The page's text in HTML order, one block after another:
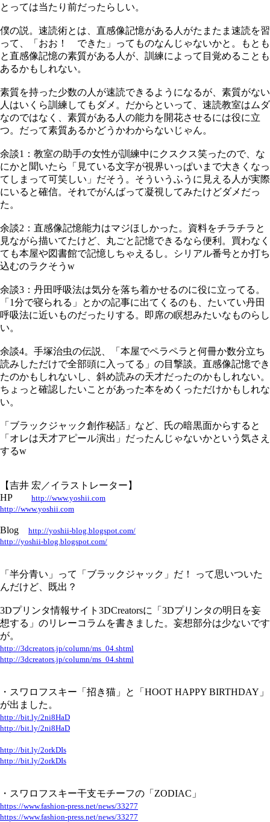
とっては当たり前だったらしい。
僕の説。速読術とは、直感像記憶がある人がたまたま速読を習
って、「おお！ できた」ってものなんじゃないかと。もとも
と直感像記憶の素質がある人が、訓練によって目覚めることも
あるかもしれない。
素質を持った少数の人が速読できるようになるが、素質がない
人はいくら訓練してもダメ。だからといって、速読教室はムダ
なのではなく、素質がある人の能力を開花させるには役に立
つ。だって素質あるかどうかわからないじゃん。
余談1：教室の助手の女性が訓練中にクスクス笑ったので、な
にかと聞いたら「見ている文字が視界いっぱいまで大きくなっ
てしまって可笑しい」だそう。そういうふうに見える人が実際
にいると確信。それでがんばって凝視してみたけどダメだっ
た。
余談2：直感像記憶能力はマジほしかった。資料をチラチラと
見ながら描いてたけど、丸ごと記憶できるなら便利。買わなく
ても本屋や図書館で記憶しちゃえるし。シリアル番号とか打ち
込むのラクそうw
余談3：丹田呼吸法は気分を落ち着かせるのに役に立ってる。
「1分で寝られる」とかの記事に出てくるのも、たいてい丹田
呼吸法に近いものだったりする。即席の瞑想みたいなものらし
い。
余談4。手塚治虫の伝説、「本屋でペラペラと何冊か数分立ち
読みしただけで全部頭に入ってる」の目撃談。直感像記憶でき
たのかもしれないし、斜め読みの天才だったのかもしれない。
ちょっと確認したいことがあった本をめくっただけかもしれな
い。
「ブラックジャック創作秘話」など、氏の暗黒面からすると
「オレは天才アピール演出」だったんじゃないかという気さえ
するw
【吉井 宏／イラストレーター】
HP http://www.yoshii.com
http://www.yoshii.com
Blog http://yoshii-blog.blogspot.com/
http://yoshii-blog.blogspot.com/
「半分青い」って「ブラックジャック」だ！ って思いついた
んだけど、既出？
3Dプリンタ情報サイト3DCreatorsに「3Dプリンタの明日を妄
想する」のリレーコラムを書きました。妄想部分は少ないです
が。
http://3dcreators.jp/column/ms_04.shtml
http://3dcreators.jp/column/ms_04.shtml
・スワロフスキー「招き猫」と「HOOT HAPPY BIRTHDAY」
が出ました。
http://bit.ly/2ni8HaD
http://bit.ly/2ni8HaD
http://bit.ly/2orkDIs
http://bit.ly/2orkDIs
・スワロフスキー干支モチーフの「ZODIAC」
https://www.fashion-press.net/news/33277
https://www.fashion-press.net/news/33277